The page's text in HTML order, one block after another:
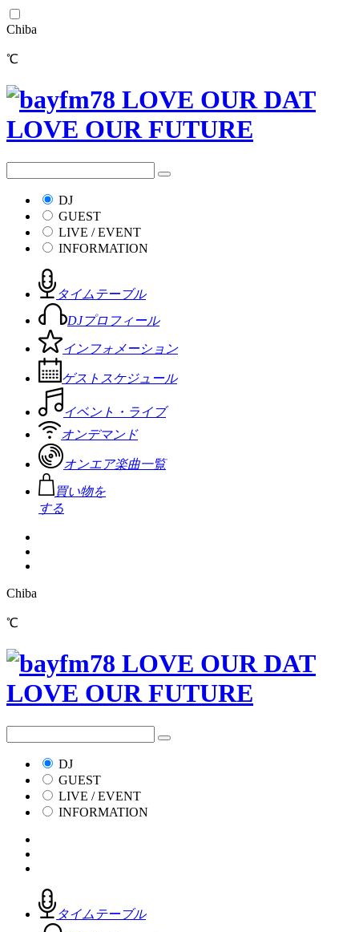
Chiba
℃
DJ
GUEST
LIVE / EVENT
INFORMATION
タイムテーブル
DJプロフィール
インフォメーション
ゲストスケジュール
イベント・ライブ
オンデマンド
オンエア楽曲一覧
買い物を
する
Chiba
℃
DJ
GUEST
LIVE / EVENT
INFORMATION
タイムテーブル